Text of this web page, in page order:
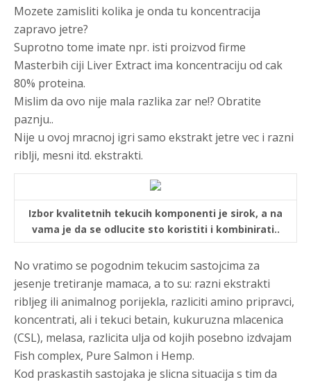
Mozete zamisliti kolika je onda tu koncentracija
zapravo jetre?
Suprotno tome imate npr. isti proizvod firme
Masterbih ciji Liver Extract ima koncentraciju od cak
80% proteina.
Mislim da ovo nije mala razlika zar ne!? Obratite
paznju..
Nije u ovoj mracnoj igri samo ekstrakt jetre vec i razni
riblji, mesni itd. ekstrakti.
Izbor kvalitetnih tekucih komponenti je sirok, a na
vama je da se odlucite sto koristiti i kombinirati..
No vratimo se pogodnim tekucim sastojcima za
jesenje tretiranje mamaca, a to su: razni ekstrakti
ribljeg ili animalnog porijekla, razliciti amino pripravci,
koncentrati, ali i tekuci betain, kukuruzna mlacenica
(CSL), melasa, razlicita ulja od kojih posebno izdvajam
Fish complex, Pure Salmon i Hemp.
Kod praskastih sastojaka je slicna situacija s tim da